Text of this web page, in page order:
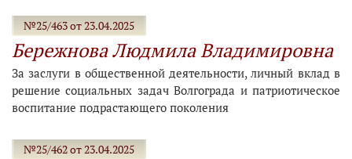
№25/463 от 23.04.2025
Бережнова Людмила Владимировна
За заслуги в общественной деятельности, личный вклад в
решение социальных задач Волгограда и патриотическое
воспитание подрастающего поколения
№25/462 от 23.04.2025